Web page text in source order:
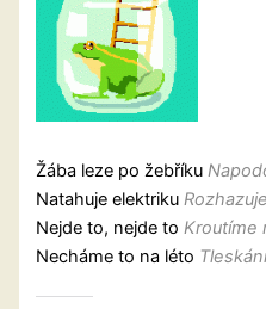
Žába leze po žebříku
Natahuje elektriku
Nejde to, nejde to Kroutíme
Necháme to na léto